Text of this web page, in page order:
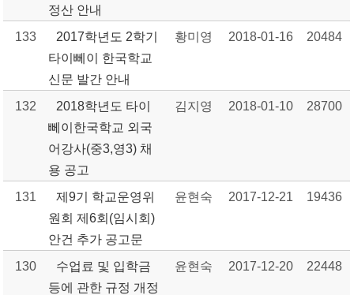
정산 안내
133
2017학년도 2학기
타이뻬이 한국학교
신문 발간 안내
황미영 2018-01-16 20484
132
2018학년도 타이
뻬이한국학교 외국
어강사(중3,영3) 채
용 공고
김지영 2018-01-10 28700
131
제9기 학교운영위
원회 제6회(임시회)
안건 추가 공고문
윤현숙 2017-12-21 19436
130
수업료 및 입학금
등에 관한 규정 개정
윤현숙 2017-12-20 22448